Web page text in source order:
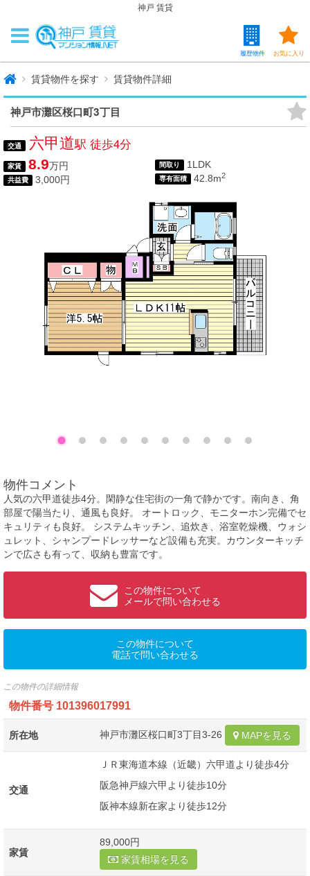
神戸 賃貸
お気に入り
履歴物件
賃貸物件を探す 賃貸物件詳細
神戸市灘区桜口町3丁目
交通 六甲道駅 徒歩4分
家賃 8.9万円
共益費 3,000円
間取り 1LDK
専有面積 42.8m2
物件コメント
人気の六甲道徒歩4分。閑静な住宅街の一角で静かです。南向き、角
部屋で陽当たり、通風も良好。 オートロック、モニターホン完備でセ
キュリティも良好。 システムキッチン、追炊き、浴室乾燥機、ウォシ
ュレット、シャンプードレッサーなど設備も充実。カウンターキッチ
ンで広さも有って、収納も豊富です。
この物件について
メールで問い合わせる
この物件について
電話で問い合わせる
この物件の詳細情報
物件番号 101396017991
所在地 神戸市灘区桜口町3丁目3-26 MAPを見る
交通
ＪＲ東海道本線（近畿）六甲道より徒歩4分
阪急神戸線六甲より徒歩10分
阪神本線新在家より徒歩12分
家賃
89,000円
家賃相場を見る